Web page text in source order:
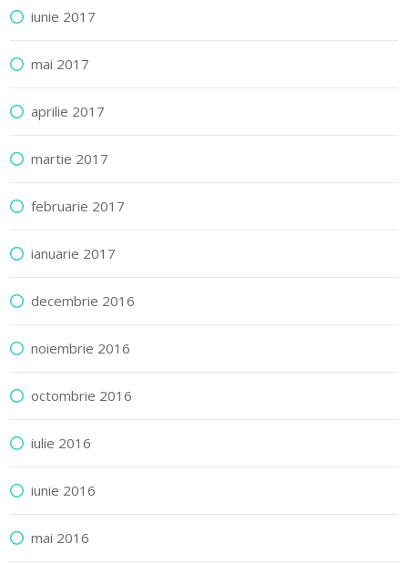
iunie 2017
mai 2017
aprilie 2017
martie 2017
februarie 2017
ianuarie 2017
decembrie 2016
noiembrie 2016
octombrie 2016
iulie 2016
iunie 2016
mai 2016